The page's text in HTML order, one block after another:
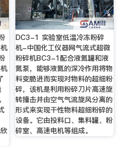
DC3-1 实验室低温冷冻粉碎
机-中国化工仪器网气流式超微
粉碎机BC3-1配合液氮罐和液
氮泵，能够液氮的深冷作用将物
料变脆进而实现对物料的超细粉
碎，该机是利用粉碎刀片高速旋
转撞击并由空气气流旋风分离的
形式来实现干性物料超细粉碎的
设备。它由投料口、集料罐、粉
碎室、高速电机等组成。